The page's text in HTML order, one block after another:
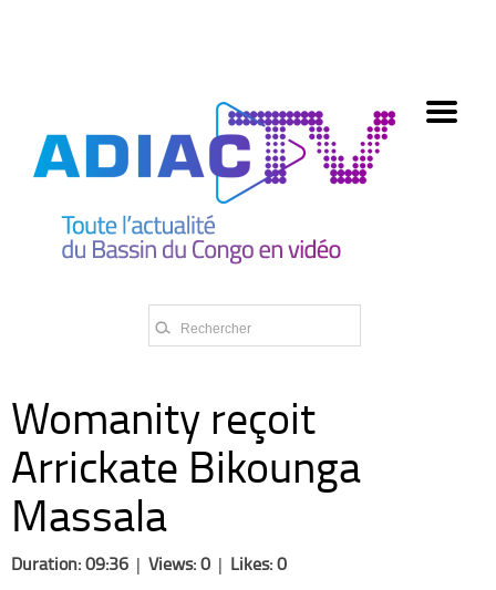
Womanity reçoit
Arrickate Bikounga
Massala
Duration: 09:36 | Views: 0 | Likes: 0